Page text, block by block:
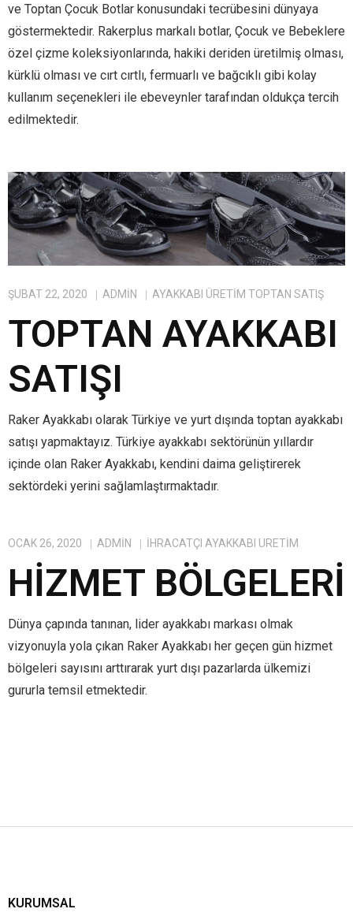
ve Toptan Çocuk Botlar konusundaki tecrübesini dünyaya
göstermektedir. Rakerplus markalı botlar, Çocuk ve Bebeklere
özel çizme koleksiyonlarında, hakiki deriden üretilmiş olması,
kürklü olması ve cırt cırtlı, fermuarlı ve bağcıklı gibi kolay
kullanım seçenekleri ile ebeveynler tarafından oldukça tercih
edilmektedir.
ŞUBAT 22, 2020 ADMIN AYAKKABI ÜRETIM TOPTAN SATIŞ
TOPTAN AYAKKABI
SATIŞI
Raker Ayakkabı olarak Türkiye ve yurt dışında toptan ayakkabı
satışı yapmaktayız. Türkiye ayakkabı sektörünün yıllardır
içinde olan Raker Ayakkabı, kendini daima geliştirerek
sektördeki yerini sağlamlaştırmaktadır.
OCAK 26, 2020 ADMIN IHRACATÇI AYAKKABI ÜRETIM
HIZMET BÖLGELERI
Dünya çapında tanınan, lider ayakkabı markası olmak
vizyonuyla yola çıkan Raker Ayakkabı her geçen gün hizmet
bölgeleri sayısını arttırarak yurt dışı pazarlarda ülkemizi
gururla temsil etmektedir.
KURUMSAL